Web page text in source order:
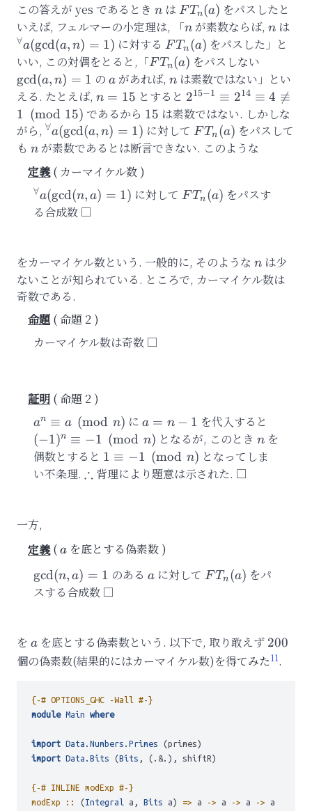
この答えが yes であるとき n
n は FT_n(a)
F Tn(a) をパスしたと
いえば, フェルマーの小定理は, 「n
n が素数ならば, n
n は
∀a(gcd(a, n) = 1) に対するFT_n(a)
FTn (a) をパスした」と
いい, この対偶をとると,「FT_n(a)
F Tn(a) をパスしない
gcd(a, n) = 1 のa
a があれば,n
n は素数ではない」とい
える. たとえば, n=15
n = 15 とすると 2^{15-
1}\equiv
2^{14}\equiv
4\not\equiv
215−1 ≡ 214 ≡ 4 
≡
1 (mod 15) であるから 15
15 は素数ではない. しかしな
がら, ^\forall
a(\gcd(a,n)=1)
∀a(gcd(a, n) = 1) に対してFT_n(a)
FTn (a) をパスして
も n
n が素数であるとは断言できない. このような
カーマイケル数
^\forall
a(\gcd(n,
∀a(gcd(n, a) = 1) に対してFT_n(a)
FTn (a) をパスす
る合成数
をカーマイケル数という. 一般的に, そのような n
n は少
ないことが知られている. ところで, カーマイケル数は
奇数である.
命題 2
カーマイケル数は奇数
命題 2
a^n\equiv
a\pmod{n}
an ≡ a (mod n) に a=n-
1
a = n − 1 を代入すると
-
(−1)n ≡ −1 (mod n) となるが, このとき n
nを
偶数とすると 1\equiv
-1\pmod{n}
1 ≡ −1 (mod n) となってしま
い不条理. \therefore
∴ 背理により題意は示された.
一方,
a
a を底とする偽素数
\gcd(n,
a)=1
gcd(n, a) = 1 のあるa
a に対してFT_n(a)
FTn (a) をパ
スする合成数
を a
a を底とする偽素数という. 以下で, 取り敢えず 200
200
個の偽素数(結果的にはカーマイケル数)を得てみた11.
{-# OPTIONS_GHC -Wall #-}
module Main where
import Data.Numbers.Primes (primes)
import Data.Bits (Bits , (.&.), shiftR)
{-# INLINE modExp #-}
modExp ::
(Integral a, Bits a) => a -> a -> a -> a